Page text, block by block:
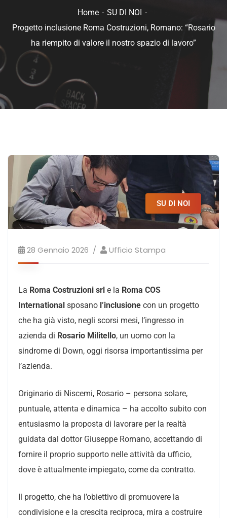
Home
SU DI NOI
Progetto inclusione Roma Costruzioni, Romano: “Rosario
ha riempito di valore il nostro spazio di lavoro”
SU DI NOI
28 Gennaio 2026 Ufficio Stampa
La Roma Costruzioni srl e la Roma COS
International sposano l’inclusione con un progetto
che ha già visto, negli scorsi mesi, l’ingresso in
azienda di Rosario Militello, un uomo con la
sindrome di Down, oggi risorsa importantissima per
l’azienda.
Originario di Niscemi, Rosario – persona solare,
puntuale, attenta e dinamica – ha accolto subito con
entusiasmo la proposta di lavorare per la realtà
guidata dal dottor Giuseppe Romano, accettando di
fornire il proprio supporto nelle attività da ufficio,
dove è attualmente impiegato, come da contratto.
Il progetto, che ha l’obiettivo di promuovere la
condivisione e la crescita reciproca, mira a costruire